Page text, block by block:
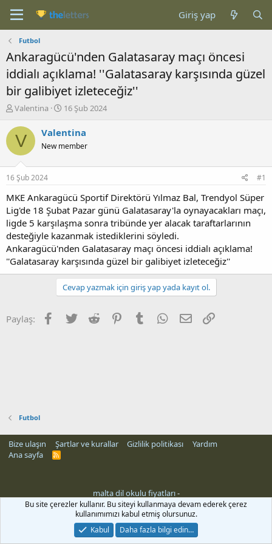
Giriş yap
Futbol
Ankaragücü'nden Galatasaray maçı öncesi
iddialı açıklama! ''Galatasaray karşısında güzel
bir galibiyet izleteceğiz''
K
n
b
u
u
b
a
l
a
t
a
n
Valentina
B
ş
a
ç
a
r
i
h
i
16 Şub 2024
V Valentina
New member
16 Şub 2024 #1
MKE Ankaragücü Sportif Direktörü Yılmaz Bal, Trendyol Süper
Lig'de 18 Şubat Pazar günü Galatasaray'la oynayacakları maçı,
ligde 5 karşılaşma sonra tribünde yer alacak taraftarlarının
desteğiyle kazanmak istediklerini söyledi.
Ankaragücü'nden Galatasaray maçı öncesi iddialı açıklama!
''Galatasaray karşısında güzel bir galibiyet izleteceğiz''
Cevap yazmak için giriş yap yada kayıt ol.
Paylaş: Facebook
Twitter Reddit PinterestTumblr WhatsApp
E-posta
Futbol
Bize ulaşın Şartlar ve kurallar Gizlilik politikası
Yardım
Ana sayfa
R
malta dil okulu fiyatları-
Bu site çerezler kullanır. Bu siteyi kullanmaya devam ederek çerez
kullanımımızı kabul etmiş olursunuz.
Kabul
Daha fazla bilgi edin…